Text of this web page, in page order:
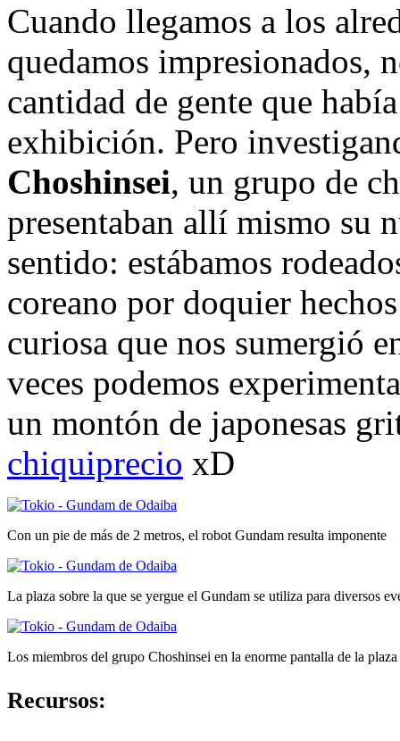
Cuando llegamos a los
quedamos impresionados,
cantidad de gente que
exhibición. Pero
Choshinsei, un grupo de
presentaban allí mismo su
sentido: estábamos
coreano por doquier
curiosa que nos sumergió
veces podemos
un montón de japonesas
chiquiprecio xD
Con un pie de más de 2 metros, el robot Gundam resulta imponente
La plaza sobre la que se yergue el Gundam se utiliza para diversos
Los miembros del grupo Choshinsei en la enorme pantalla de la plaza
Recursos: